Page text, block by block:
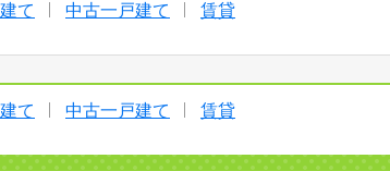
て 中古一戸建て 賃貸
て 中古一戸建て 賃貸